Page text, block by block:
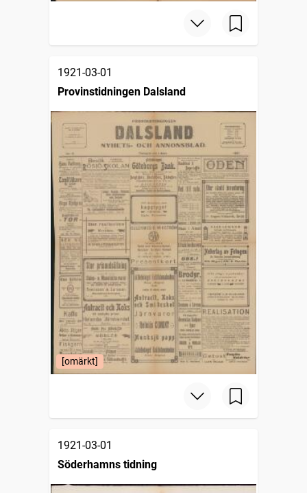
1921-03-01
Provinstidningen Dalsland
[omärkt]
1921-03-01
Söderhamns tidning